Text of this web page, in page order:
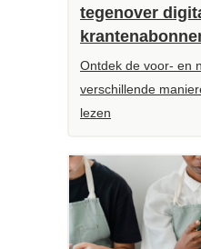
tegenover
Ontdek de voor- en
verschillende
lezen